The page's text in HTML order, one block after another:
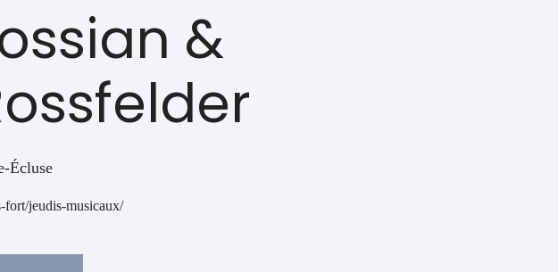
&
Écluse
fort/jeudis-musicaux/